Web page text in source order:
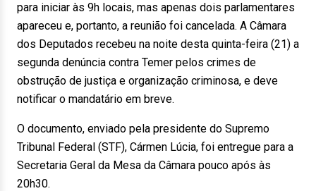
para iniciar às 9h locais, mas apenas dois parlamentares
apareceu e, portanto, a reunião foi cancelada. A Câmara
dos Deputados recebeu na noite desta quinta-feira (21) a
segunda denúncia contra Temer pelos crimes de
obstrução de justiça e organização criminosa, e deve
notificar o mandatário em breve.
O documento, enviado pela presidente do Supremo
Tribunal Federal (STF), Cármen Lúcia, foi entregue para a
Secretaria Geral da Mesa da Câmara pouco após às
20h30.